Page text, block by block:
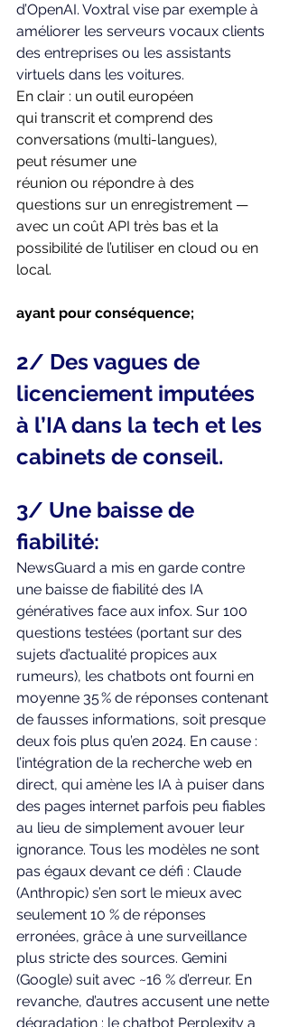
d’OpenAI. Voxtral vise par exemple à
améliorer les serveurs vocaux clients
des entreprises ou les assistants
virtuels dans les voitures.
En clair : un outil européen
qui transcrit et comprend des
conversations (multi-langues),
peut résumer une
réunion ou répondre à des
questions sur un enregistrement —
avec un coût API très bas et la
possibilité de l’utiliser en cloud ou en
local.
ayant pour conséquence;
2/ Des vagues de
licenciement imputées
à l’IA dans la tech et les
cabinets de conseil.
3/ Une baisse de
fiabilité:
NewsGuard a mis en garde contre
une baisse de fiabilité des IA
génératives face aux infox. Sur 100
questions testées (portant sur des
sujets d’actualité propices aux
rumeurs), les chatbots ont fourni en
moyenne 35 % de réponses contenant
de fausses informations, soit presque
deux fois plus qu’en 2024. En cause :
l’intégration de la recherche web en
direct, qui amène les IA à puiser dans
des pages internet parfois peu fiables
au lieu de simplement avouer leur
ignorance. Tous les modèles ne sont
pas égaux devant ce défi : Claude
(Anthropic) s’en sort le mieux avec
seulement 10 % de réponses
erronées, grâce à une surveillance
plus stricte des sources. Gemini
(Google) suit avec ~16 % d’erreur. En
revanche, d’autres accusent une nette
dégradation : le chatbot Perplexity a